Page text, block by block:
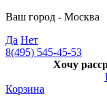
Ваш город - Москва
Да Нет
8(495) 545-45-53
Хочу
Корзина